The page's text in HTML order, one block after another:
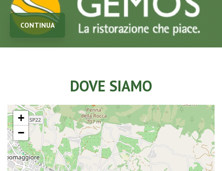
CONTINUA
DOVE SIAMO
+
−